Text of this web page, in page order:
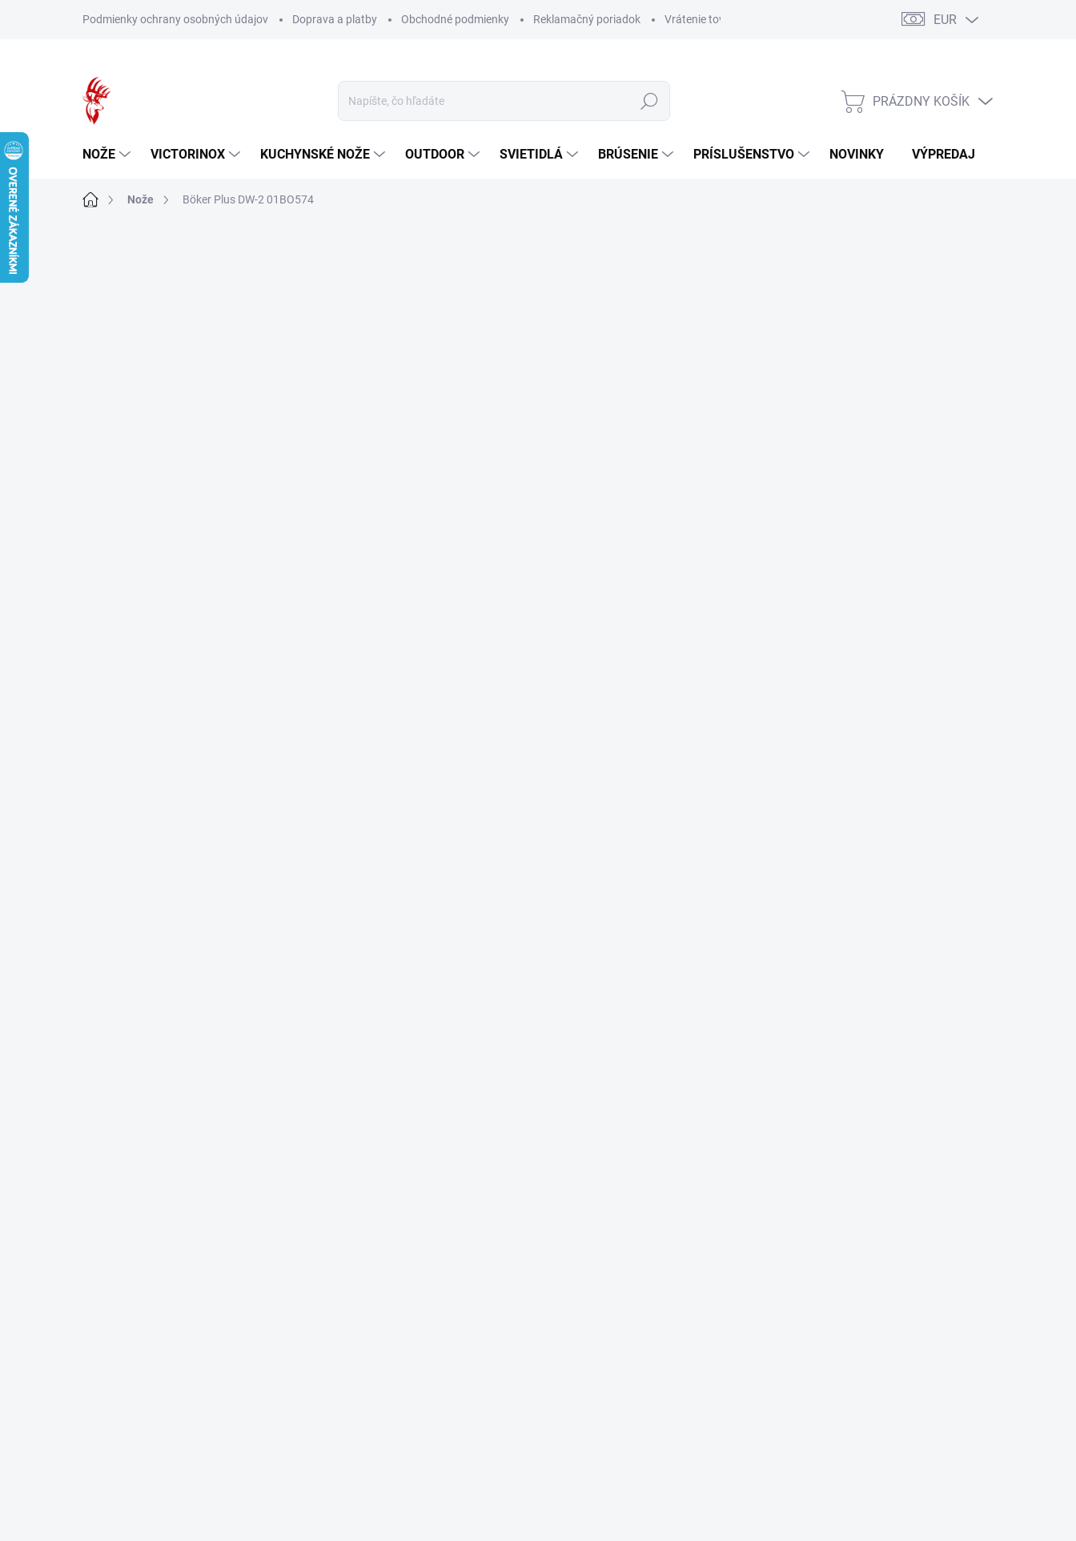
Podmienky ochrany osobných údajov Doprava a platby Obchodné podmienky Reklamačný poriadok Vrátenie tovaru EUR
Hľadať
NÁKUPNÝ
PRÁZDNY KOŠÍK
NOŽE VICTORINOX KUCHYNSKÉ NOŽE OUTDOOR SVIETIDLÁ BRÚSENIE PRÍSLUŠENSTVO NOVINKY VÝPREDAJ
DomovNože Böker Plus DW-2 01BO574